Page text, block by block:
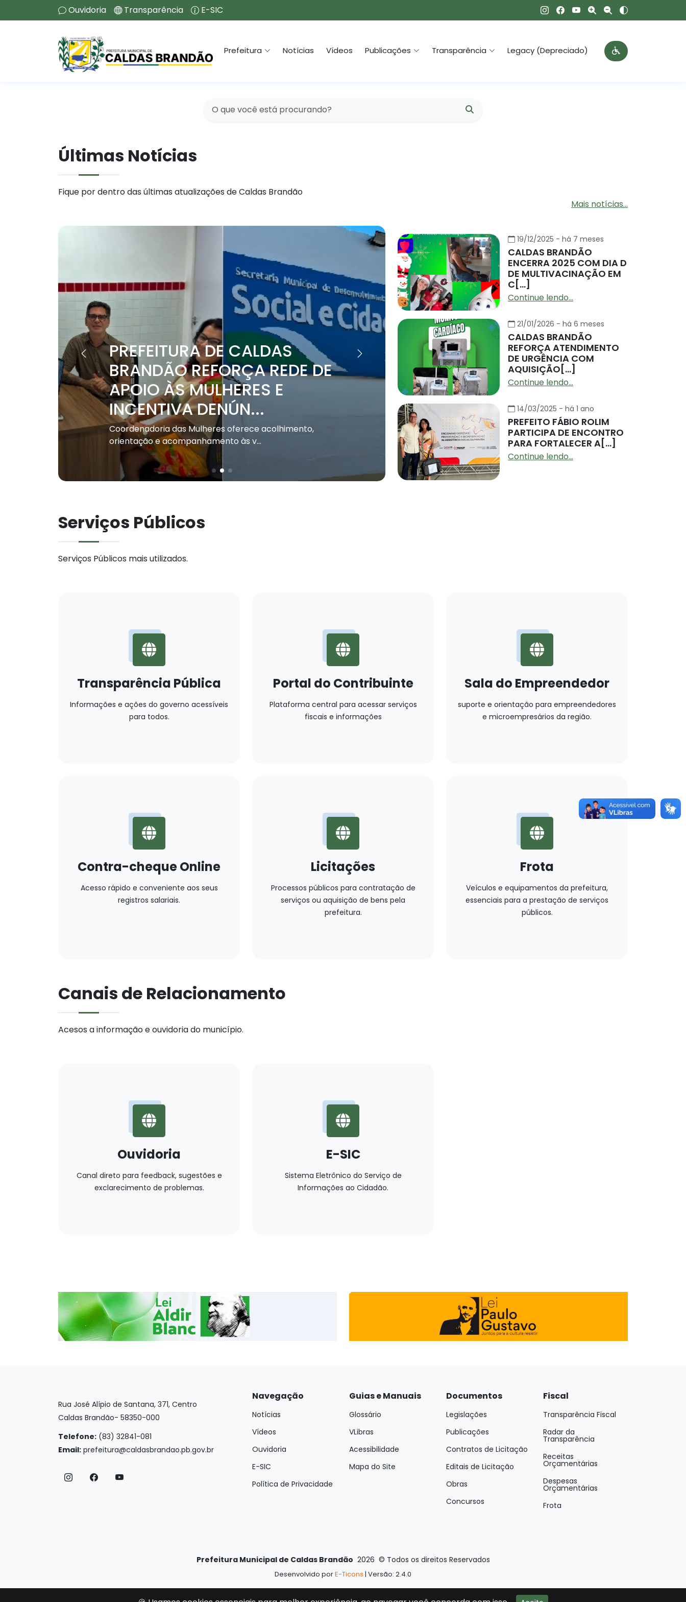
Ouvidoria Transparência E-SIC
Prefeitura Notícias Vídeos Publicações Transparência Legacy (Depreciado)
Últimas Notícias
Fique por dentro das últimas atualizações de Caldas Brandão
Mais notícias...
PREFEITURA DE CALDAS
BRANDÃO REFORÇA REDE DE
APOIO ÀS MULHERES E
INCENTIVA DENÚN...
Coordenadoria das Mulheres oferece acolhimento,
orientação e acompanhamento às v...
SECRETÁRIA DE SAÚDE DE
CALDAS BRANDÃO
REPRESENTA O MUNICÍPIO
NO MAIOR CONGRESSO...
Sabrina Rolim participa do XXXIX Congresso Nacional do
CONASEMS em Porto Alegre...
19/12/2025 - há 7 meses
CALDAS BRANDÃO
ENCERRA 2025 COM DIA D
DE MULTIVACINAÇÃO EM
C[...]
Continue lendo...
21/01/2026 - há 6 meses
CALDAS BRANDÃO
REFORÇA ATENDIMENTO
DE URGÊNCIA COM
AQUISIÇÃO[...]
Continue lendo...
14/03/2025 - há 1 ano
PREFEITO FÁBIO ROLIM
PARTICIPA DE ENCONTRO
PARA FORTALECER A[...]
Continue lendo...
Serviços Públicos
Serviços Públicos mais utilizados.
Transparência Pública
Informações e ações do governo acessíveis
para todos.
Portal do Contribuinte
Plataforma central para acessar serviços
fiscais e informações
Sala do Empreendedor
suporte e orientação para empreendedores
e microempresários da região.
Contra-cheque Online
Acesso rápido e conveniente aos seus
registros salariais.
Licitações
Processos públicos para contratação de
serviços ou aquisição de bens pela
prefeitura.
Frota
Veículos e equipamentos da prefeitura,
essenciais para a prestação de serviços
públicos.
Canais de Relacionamento
Acesos a informação e ouvidoria do município.
Ouvidoria
Canal direto para feedback, sugestões e
exclarecimento de problemas.
E-SIC
Sistema Eletrônico do Serviço de
Informações ao Cidadão.
Rua José Alípio de Santana, 371, Centro
Caldas Brandão- 58350-000
Telefone: (83) 32841-081
Email: prefeitura@caldasbrandao.pb.gov.br
Navegação
Notícias
Vídeos
Ouvidoria
E-SIC
Política de Privacidade
Guias e Manuais
Glossário
VLibras
Acessibilidade
Mapa do Site
Documentos
Legislações
Publicações
Contratos de Licitação
Editais de Licitação
Obras
Concursos
Fiscal
Transparência Fiscal
Radar da
Transparência
Receitas
Orçamentárias
Despesas
Orçamentárias
Frota
Prefeitura Municipal de Caldas Brandão 2026 © Todos os direitos Reservados
Desenvolvido porE-Ticons | Versão: 2.4.0